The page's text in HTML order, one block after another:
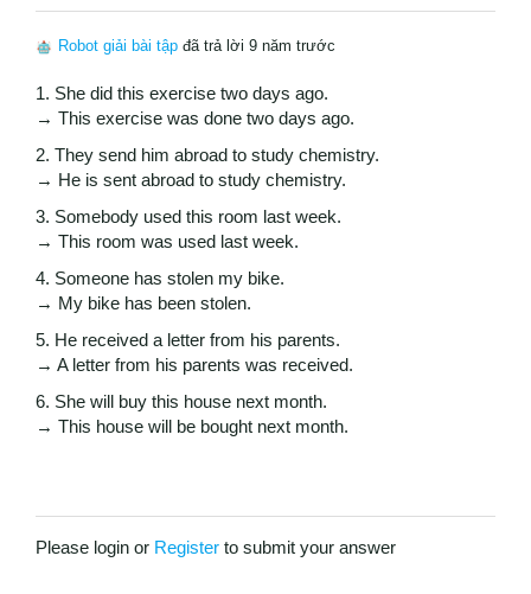
Robot giải bài tập đã trả lời 9 năm trước
1. She did this exercise two days ago.
→ This exercise was done two days ago.
2. They send him abroad to study chemistry.
→ He is sent abroad to study chemistry.
3. Somebody used this room last week.
→ This room was used last week.
4. Someone has stolen my bike.
→ My bike has been stolen.
5. He received a letter from his parents.
→ A letter from his parents was received.
6. She will buy this house next month.
→ This house will be bought next month.
Please login or Register to submit your answer